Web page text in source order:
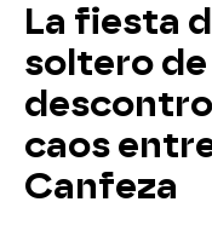
La fiesta
soltero de
caos
Canfeza